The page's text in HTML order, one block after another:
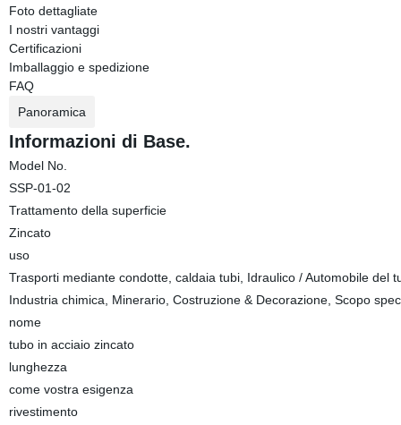
Foto dettagliate
I nostri vantaggi
Certificazioni
Imballaggio e spedizione
FAQ
Panoramica
Informazioni di Base.
Model No.
SSP-01-02
Trattamento della superficie
Zincato
uso
Trasporti mediante condotte, caldaia tubi, Idraulico / Automobile del
Industria chimica, Minerario, Costruzione & Decorazione, Scopo
nome
tubo in acciaio zincato
lunghezza
come vostra esigenza
rivestimento